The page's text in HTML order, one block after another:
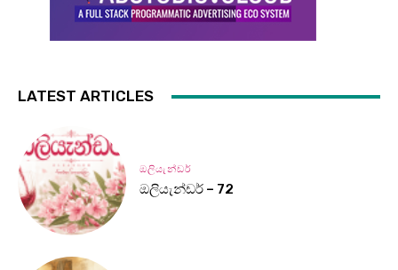
LATEST ARTICLES
ඔලියැන්ඩර්
ඔලියැන්ඩර් – 72